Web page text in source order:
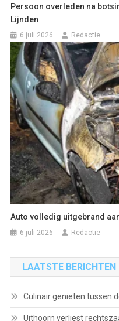
Persoon overleden na
Lijnden
6 juli 2026 Redactie
Auto volledig uitgebrand
6 juli 2026 Redactie
LAATSTE BERICHTEN
Culinair genieten tussen
Uithoorn verliest